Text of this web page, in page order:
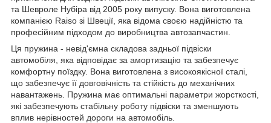
та Шевроле Нубіра від 2005 року випуску. Вона виготовлена
компанією Raiso зі Швеції, яка відома своєю надійністю та
професійним підходом до виробництва автозапчастин.
Ця пружина - невід'ємна складова задньої підвіски
автомобіля, яка відповідає за амортизацію та забезпечує
комфортну поїздку. Вона виготовлена з високоякісної сталі,
що забезпечує її довговічність та стійкість до механічних
навантажень. Пружина має оптимальні параметри жорсткості,
які забезпечують стабільну роботу підвіски та зменшують
вплив нерівностей дороги на автомобіль.